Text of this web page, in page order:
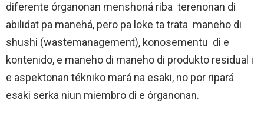
diferente órganonan menshoná riba terenonan di
abilidat pa manehá, pero pa loke ta trata maneho di
shushi (wastemanagement), konosementu di e
kontenido, e maneho di maneho di produkto residual i
e aspektonan tékniko mará na esaki, no por ripará
esaki serka niun miembro di e órganonan.